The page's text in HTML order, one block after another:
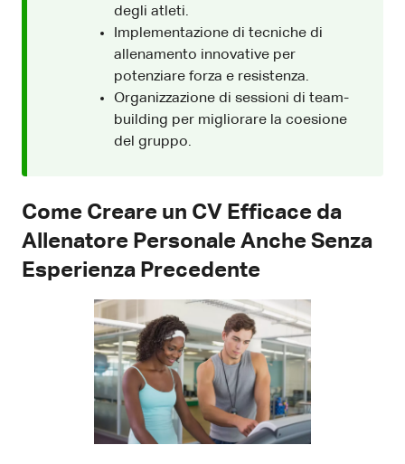
degli atleti.
Implementazione di tecniche di
allenamento innovative per
potenziare forza e resistenza.
Organizzazione di sessioni di team-
building per migliorare la coesione
del gruppo.
Come Creare un CV Efficace da
Allenatore Personale Anche Senza
Esperienza Precedente